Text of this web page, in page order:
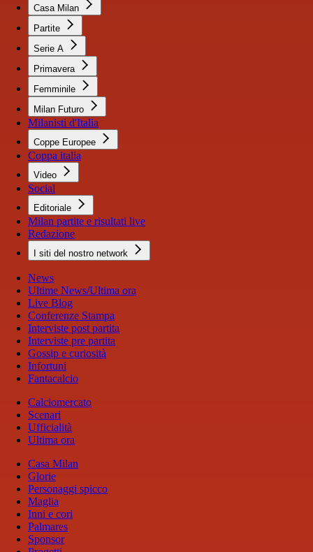
Casa Milan
Partite
Serie A
Primavera
Femminile
Milan Futuro
Milanisti d'Italia
Coppe Europee
Coppa italia
Video
Social
Editoriale
Milan partite e risultati live
Redazione
I siti del nostro network
News
Ultime News/Ultima ora
Live Blog
Conferenze Stampa
Interviste post partita
Interviste pre partita
Gossip e curiosità
Infortuni
Fantacalcio
Calciomercato
Scenari
Ufficialità
Ultima ora
Casa Milan
Glorie
Personaggi spicco
Maglia
Inni e cori
Palmares
Sponsor